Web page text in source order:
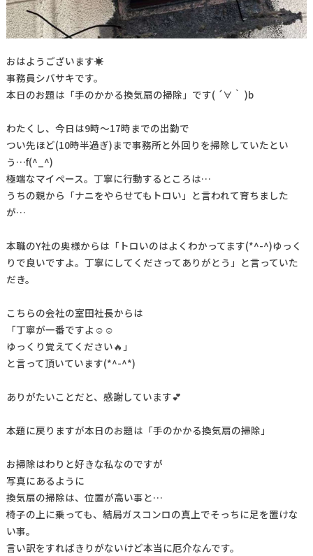
おはようございます☀
事務員シバサキです。
本日のお題は「手のかかる換気扇の掃除」です( ´∀｀ )b
わたくし、今日は9時～17時までの出勤で
つい先ほど(10時半過ぎ)まで事務所と外回りを掃除していたとい
う…f(^_^)
極端なマイペース。丁寧に行動するところは…
うちの親から「ナニをやらせてもトロい」と言われて育ちました
が…
本職のY社の奥様からは「トロいのはよくわかってます(*^-^)ゆっく
りで良いですよ。丁寧にしてくださってありがとう」と言っていた
だき。
こちらの会社の室田社長からは
「丁寧が一番ですよ☺️☺️
ゆっくり覚えてください🔥」
と言って頂いています(*^-^*)
ありがたいことだと、感謝しています💕
本題に戻りますが本日のお題は「手のかかる換気扇の掃除」
お掃除はわりと好きな私なのですが
写真にあるように
換気扇の掃除は、位置が高い事と…
椅子の上に乗っても、結局ガスコンロの真上でそっちに足を置けな
い事。
言い訳をすればきりがないけど本当に厄介なんです。